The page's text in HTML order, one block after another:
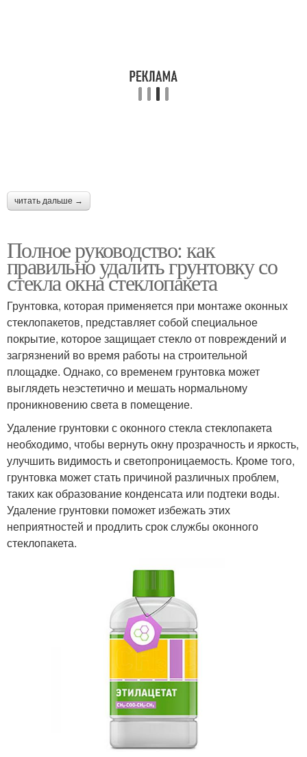
читать дальше →
Полное руководство: как
правильно удалить грунтовку со
стекла окна стеклопакета
Грунтовка, которая применяется при монтаже оконных
стеклопакетов, представляет собой специальное
покрытие, которое защищает стекло от повреждений и
загрязнений во время работы на строительной
площадке. Однако, со временем грунтовка может
выглядеть неэстетично и мешать нормальному
проникновению света в помещение.
Удаление грунтовки с оконного стекла стеклопакета
необходимо, чтобы вернуть окну прозрачность и яркость,
улучшить видимость и светопроницаемость. Кроме того,
грунтовка может стать причиной различных проблем,
таких как образование конденсата или подтеки воды.
Удаление грунтовки поможет избежать этих
неприятностей и продлить срок службы оконного
стеклопакета.